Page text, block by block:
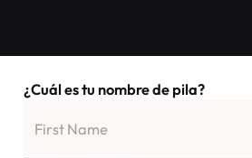
¿Cuál es tu nombre de pila?